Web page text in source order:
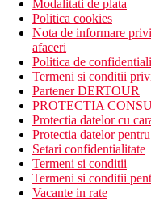
Activitati sportive
Gratuit:activitati de
ora de minigolf, biliard,
cost)
Contra cost:sporturi
Copii
Club pentru copii,
Carduri
VISA, MC.
Modalitati de plata
Politica cookies
Nota de informare
afaceri
Politica de
Termeni si conditii
Partener DERTOUR
PROTECTIA
Protectia datelor cu
Protectia datelor
Setari confidentialitate
Termeni si conditii
Termeni si conditii
Vacante in rate